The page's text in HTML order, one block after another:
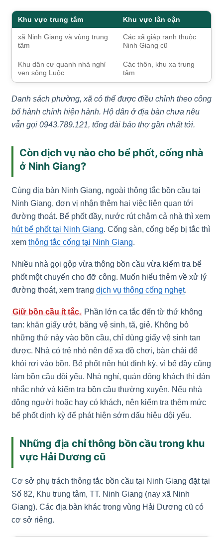
Khu vực trung tâm Khu vực lân cận
xã Ninh Giang và vùng trung
tâm
Các xã giáp ranh thuộc
Ninh Giang cũ
Khu dân cư quanh nhà nghỉ
ven sông Luộc
Các thôn, khu xa trung
tâm
Danh sách phường, xã có thể được điều chỉnh theo công
bố hành chính hiện hành. Hộ dân ở địa bàn chưa nêu
vẫn gọi 0943.789.121, tổng đài báo thợ gần nhất tới.
Còn dịch vụ nào cho bể phốt, cống nhà
ở Ninh Giang?
Cùng địa bàn Ninh Giang, ngoài thông tắc bồn cầu tại
Ninh Giang, đơn vị nhận thêm hai việc liên quan tới
đường thoát. Bể phốt đầy, nước rút chậm cả nhà thì xem
hút bể phốt tại Ninh Giang. Cống sàn, cống bếp bị tắc thì
xem thông tắc cống tại Ninh Giang.
Nhiều nhà gọi gộp vừa thông bồn cầu vừa kiểm tra bể
phốt một chuyến cho đỡ công. Muốn hiểu thêm về xử lý
đường thoát, xem trang dịch vụ thông cống nghẹt.
Giữ bồn cầu ít tắc. Phần lớn ca tắc đến từ thứ không
tan: khăn giấy ướt, băng vệ sinh, tã, giẻ. Không bỏ
những thứ này vào bồn cầu, chỉ dùng giấy vệ sinh tan
được. Nhà có trẻ nhỏ nên để xa đồ chơi, bàn chải để
khỏi rơi vào bồn. Bể phốt nên hút định kỳ, vì bể đầy cũng
làm bồn cầu dội yếu. Nhà nghỉ, quán đông khách thì dán
nhắc nhở và kiểm tra bồn cầu thường xuyên. Nếu nhà
đông người hoặc hay có khách, nên kiểm tra thêm mức
bể phốt định kỳ để phát hiện sớm dấu hiệu dội yếu.
Những địa chỉ thông bồn cầu trong khu
vực Hải Dương cũ
Cơ sở phụ trách thông tắc bồn cầu tại Ninh Giang đặt tại
Số 82, Khu trung tâm, TT. Ninh Giang (nay xã Ninh
Giang). Các địa bàn khác trong vùng Hải Dương cũ có
cơ sở riêng.